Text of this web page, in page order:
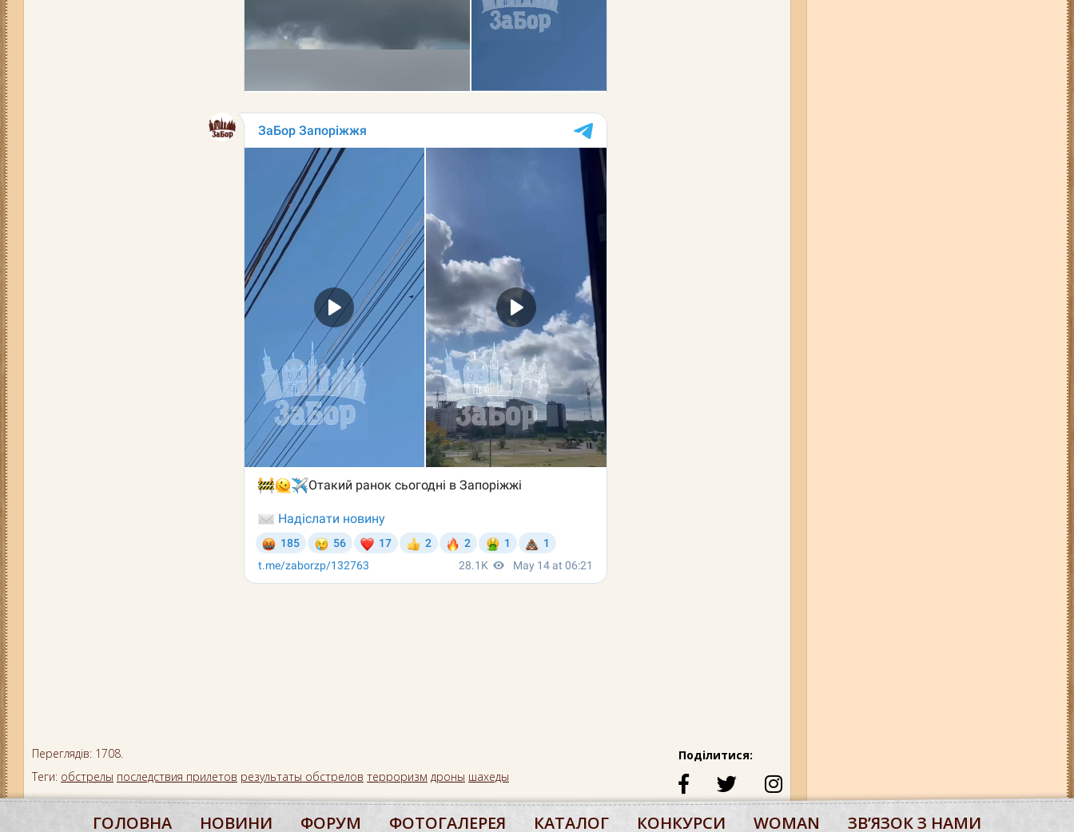
Переглядів: 1708.
Теги: обстрелы последствия прилетов результаты обстрелов терроризм дроны шахеды
Поділитися:
ГОЛОВНА НОВИНИ ФОРУМ ФОТОГАЛЕРЕЯ КАТАЛОГ КОНКУРСИ WOMAN ЗВʼЯЗОК З НАМИ